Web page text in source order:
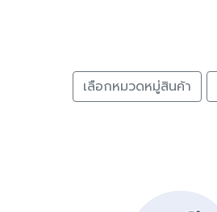
เลือกหมวดหมู่สินค้า